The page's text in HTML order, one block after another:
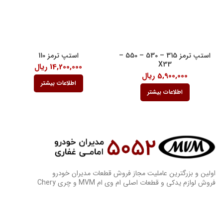
استپ ترمز 315 – 530 – 550 –
X33
5,900,000 ریال
اطلاعات بیشتر
استپ ترمز 110
14,200,000 ریال
اطلاعات بیشتر
اولین و بزرگترین عاملیت مجاز فروش قطعات مدیران خودرو
فروش لوازم یدکی و قطعات اصلی ام وی ام MVM و چری Chery